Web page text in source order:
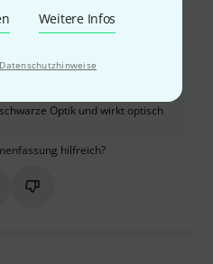
Weitere Infos
Datenschutzhinweise
für manche Anwendungen,
zu kurz sein.
Optik und wirkt optisch
hilfreich?
Sie diese
Markieren Sie diese